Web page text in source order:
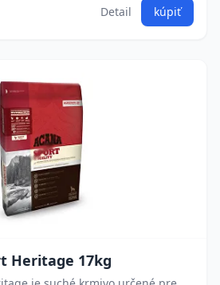
Detail kúpiť
Heritage 17kg